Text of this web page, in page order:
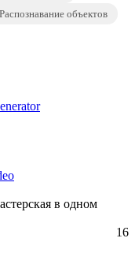
Распознавание объектов
в одном
16